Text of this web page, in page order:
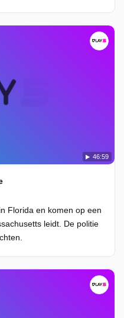
46:59
Florida en komen op een
leidt. De politie